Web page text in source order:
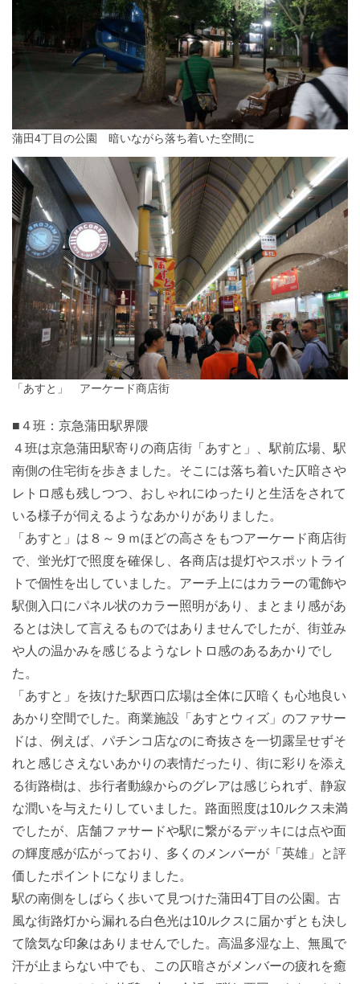
蒲田4丁目の公園 暗いながら落ち着いた空間に
「あすと」 アーケード商店街
■４班：京急蒲田駅界隈
４班は京急蒲田駅寄りの商店街「あすと」、駅前広場、駅
南側の住宅街を歩きました。そこには落ち着いた仄暗さや
レトロ感も残しつつ、おしゃれにゆったりと生活をされて
いる様子が伺えるようなあかりがありました。
「あすと」は８～９ｍほどの高さをもつアーケード商店街
で、蛍光灯で照度を確保し、各商店は提灯やスポットライ
トで個性を出していました。アーチ上にはカラーの電飾や
駅側入口にパネル状のカラー照明があり、まとまり感があ
るとは決して言えるものではありませんでしたが、街並み
や人の温かみを感じるようなレトロ感のあるあかりでし
た。
「あすと」を抜けた駅西口広場は全体に仄暗くも心地良い
あかり空間でした。商業施設「あすとウィズ」のファサー
ドは、例えば、パチンコ店なのに奇抜さを一切露呈せずそ
れと感じさえないあかりの表情だったり、街に彩りを添え
る街路樹は、歩行者動線からのグレアは感じられず、静寂
な潤いを与えたりしていました。路面照度は10ルクス未満
でしたが、店舗ファサードや駅に繋がるデッキには点や面
の輝度感が広がっており、多くのメンバーが「英雄」と評
価したポイントになりました。
駅の南側をしばらく歩いて見つけた蒲田4丁目の公園。古
風な街路灯から漏れる白色光は10ルクスに届かずとも決し
て陰気な印象はありませんでした。高温多湿な上、無風で
汗が止まらない中でも、この仄暗さがメンバーの疲れを癒